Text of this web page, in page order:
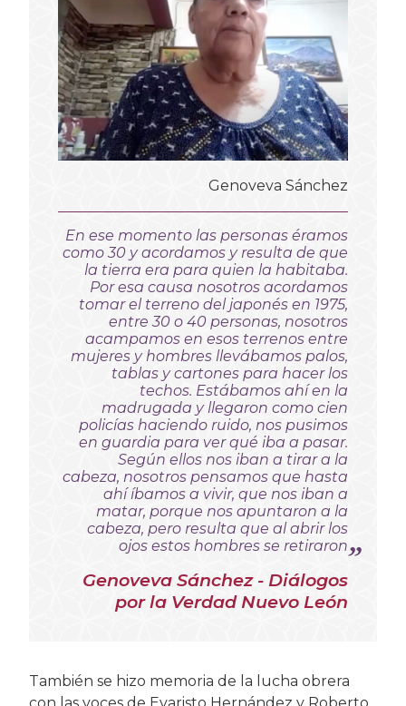
Genoveva Sánchez
En ese momento las personas éramos
como 30 y acordamos y resulta de que
la tierra era para quien la habitaba.
Por esa causa nosotros acordamos
tomar el terreno del japonés en 1975,
entre 30 o 40 personas, nosotros
acampamos en esos terrenos entre
mujeres y hombres llevábamos palos,
tablas y cartones para hacer los
techos. Estábamos ahí en la
madrugada y llegaron como cien
policías haciendo ruido, nos pusimos
en guardia para ver qué iba a pasar.
Según ellos nos iban a tirar a la
cabeza, nosotros pensamos que hasta
ahí íbamos a vivir, que nos iban a
matar, porque nos apuntaron a la
cabeza, pero resulta que al abrir los
ojos estos hombres se retiraron
Genoveva Sánchez - Diálogos
por la Verdad Nuevo León
También se hizo memoria de la lucha obrera